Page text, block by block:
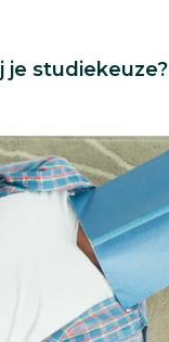
je studiekeuze?